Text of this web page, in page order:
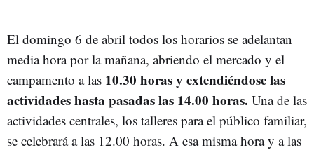
El domingo 6 de abril todos los horarios se adelantan
media hora por la mañana, abriendo el mercado y el
campamento a las 10.30 horas y extendiéndose las
actividades hasta pasadas las 14.00 horas. Una de las
actividades centrales, los talleres para el público familiar,
se celebrará a las 12.00 horas. A esa misma hora y a las